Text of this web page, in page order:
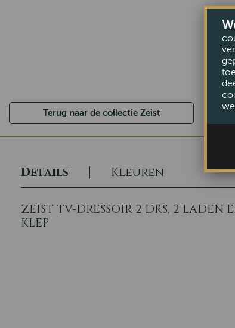
Terug naar de collectie Zeist
Details Kleuren
ZEIST TV-DRESSOIR 2 DRS, 2 LADEN
KLEP